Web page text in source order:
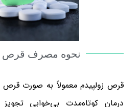
نحوه مصرف قرص
قرص زولپیدم معمولاً به صورت
درمان کوتاه‌مدت بی‌خوابی